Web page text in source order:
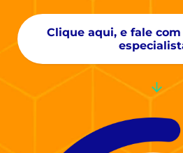
Clique aqui, e fale